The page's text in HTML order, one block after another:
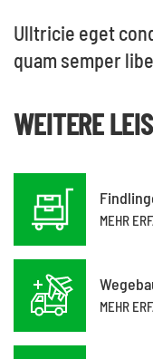
Ulltricie eget
quam semper
WEITERE
MEHR
MEHR